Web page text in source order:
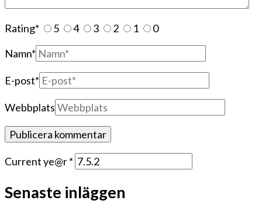
Rating* 5 4 3 2 1
0
Namn*
E-post*
Webbplats
Current ye@r*
Senaste inläggen